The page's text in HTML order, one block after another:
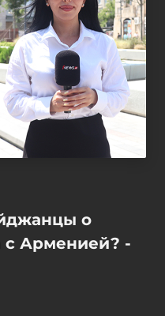
о
с Арменией? -